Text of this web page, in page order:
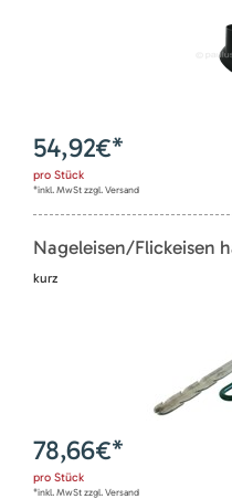
54,92€*
pro Stück
*inkl. MwSt zzgl. Versand
Nageleisen/Flickeisen
kurz
78,66€*
pro Stück
*inkl. MwSt zzgl. Versand